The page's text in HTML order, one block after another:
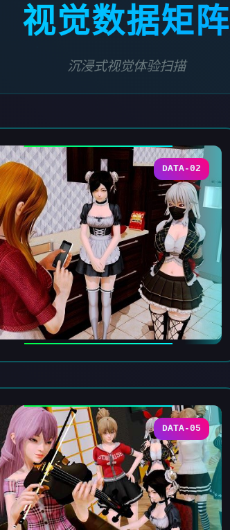
视觉数据矩阵
沉浸式视觉体验扫描
DATA-02
DATA-05